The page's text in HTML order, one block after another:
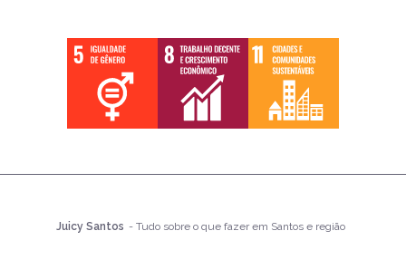
Juicy Santos - Tudo sobre o que fazer em Santos e região